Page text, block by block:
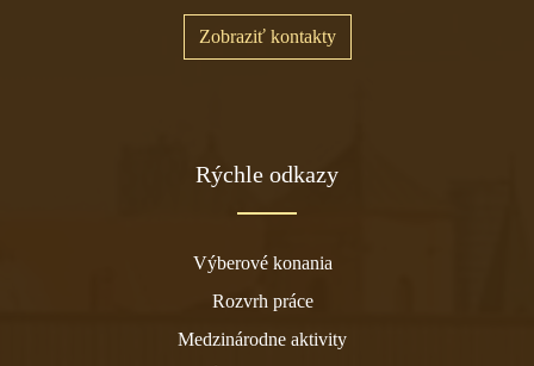
Zobraziť kontakty
Rýchle odkazy
Výberové konania
Rozvrh práce
Medzinárodne aktivity